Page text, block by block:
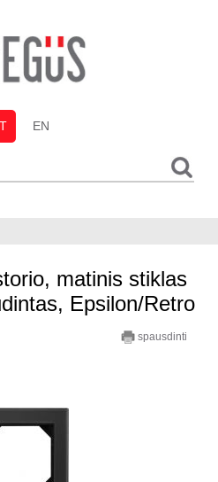
EN
matinis stiklas
Epsilon/Retro
spausdinti